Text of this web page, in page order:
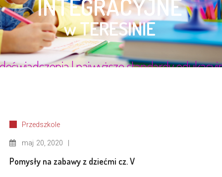
Przedszkole
maj 20, 2020
Pomysły na zabawy z dziećmi cz. V